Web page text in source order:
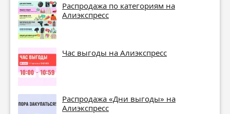
Распродажа по категориям на
Алиэкспресс
Час выгоды на Алиэкспресс
Распродажа «Дни выгоды» на
Алиэкспресс